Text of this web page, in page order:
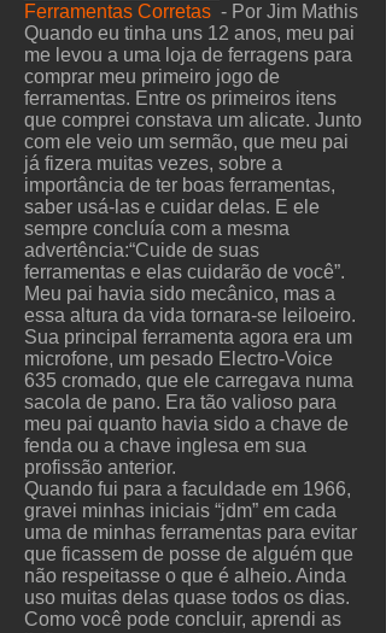
Ferramentas Corretas - Por Jim Mathis
Quando eu tinha uns 12 anos, meu pai
me levou a uma loja de ferragens para
comprar meu primeiro jogo de
ferramentas. Entre os primeiros itens
que comprei constava um alicate. Junto
com ele veio um sermão, que meu pai
já fizera muitas vezes, sobre a
importância de ter boas ferramentas,
saber usá-las e cuidar delas. E ele
sempre concluía com a mesma
advertência:“Cuide de suas
ferramentas e elas cuidarão de você”.
Meu pai havia sido mecânico, mas a
essa altura da vida tornara-se leiloeiro.
Sua principal ferramenta agora era um
microfone, um pesado Electro-Voice
635 cromado, que ele carregava numa
sacola de pano. Era tão valioso para
meu pai quanto havia sido a chave de
fenda ou a chave inglesa em sua
profissão anterior.
Quando fui para a faculdade em 1966,
gravei minhas iniciais “jdm” em cada
uma de minhas ferramentas para evitar
que ficassem de posse de alguém que
não respeitasse o que é alheio. Ainda
uso muitas delas quase todos os dias.
Como você pode concluir, aprendi as